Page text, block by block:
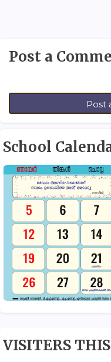
Post a
Post
School
VISITERS